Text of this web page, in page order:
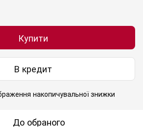
Купити
В кредит
накопичувальної знижки
До обраного